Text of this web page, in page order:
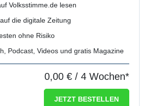
Volksstimme.de lesen
die digitale Zeitung
ohne Risiko
Podcast, Videos und gratis Magazine
0,00 € / 4 Wochen*
JETZT BESTELLEN